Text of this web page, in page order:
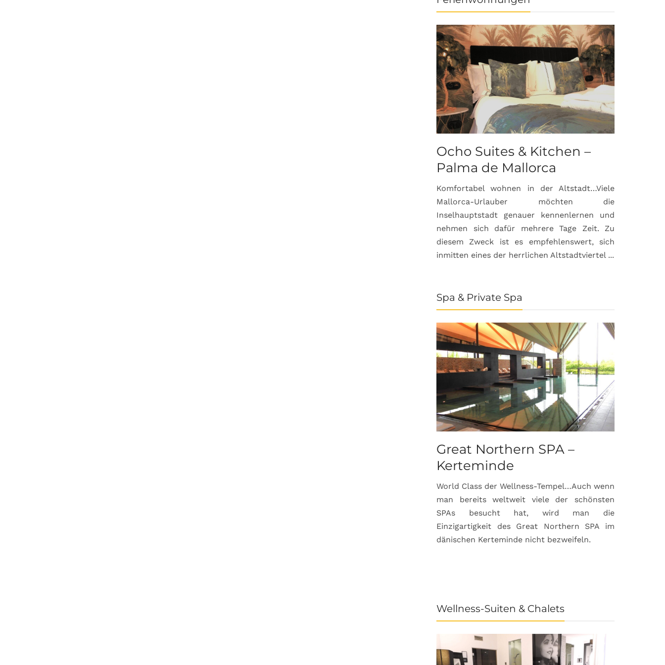
Ocho Suites & Kitchen –
Palma de Mallorca
Komfortabel wohnen in der Altstadt…Viele
Mallorca-Urlauber möchten die
Inselhauptstadt genauer kennenlernen und
nehmen sich dafür mehrere Tage Zeit. Zu
diesem Zweck ist es empfehlenswert, sich
inmitten eines der herrlichen Altstadtviertel ...
Spa & Private Spa
Great Northern SPA –
Kerteminde
World Class der Wellness-Tempel…Auch wenn
man bereits weltweit viele der schönsten
SPAs besucht hat, wird man die
Einzigartigkeit des Great Northern SPA im
dänischen Kerteminde nicht bezweifeln.
Wellness-Suiten & Chalets